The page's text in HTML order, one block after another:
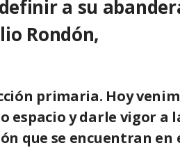
a su
Rondón,
primaria. Hoy
espacio y darle vigor a
que se encuentran en